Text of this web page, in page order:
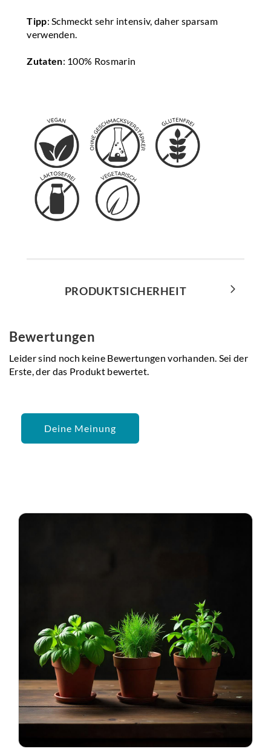
Tipp: Schmeckt sehr intensiv, daher sparsam
verwenden.
Zutaten: 100% Rosmarin
PRODUKTSICHERHEIT
Bewertungen
Leider sind noch keine Bewertungen vorhanden. Sei der
Erste, der das Produkt bewertet.
Deine Meinung